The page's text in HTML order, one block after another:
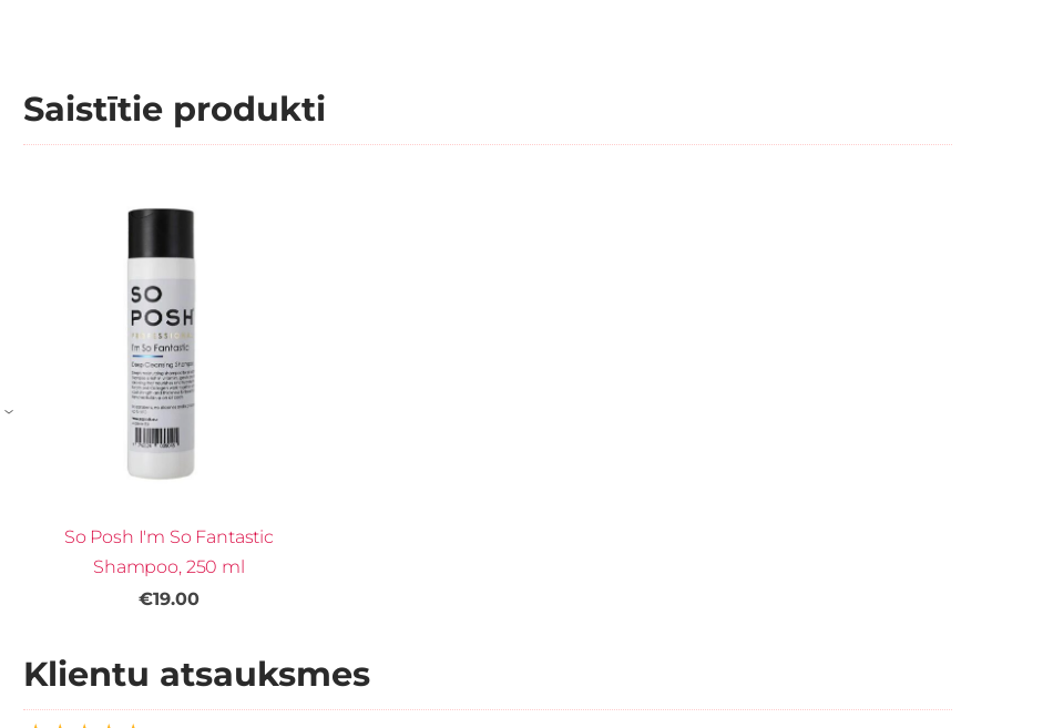
›
Saistītie produkti
So Posh I'm So Fantastic
Shampoo, 250 ml
€19.00
Klientu atsauksmes